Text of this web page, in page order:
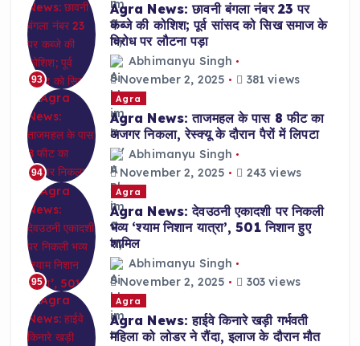
93
Agra News: छावनी बंगला नंबर 23 पर
कब्जे की कोशिश; पूर्व सांसद को सिख समाज के
विरोध पर लौटना पड़ा
Abhimanyu Singh
November 2, 2025
381 views
94
Agra
Agra News: ताजमहल के पास 8 फीट का
अजगर निकला, रेस्क्यू के दौरान पैरों में लिपटा
Abhimanyu Singh
November 2, 2025
243 views
95
Agra
Agra News: देवउठनी एकादशी पर निकली
भव्य ‘श्याम निशान यात्रा’, 501 निशान हुए
शामिल
Abhimanyu Singh
November 2, 2025
303 views
Agra
Agra News: हाईवे किनारे खड़ी गर्भवती
महिला को लोडर ने रौंदा, इलाज के दौरान मौत